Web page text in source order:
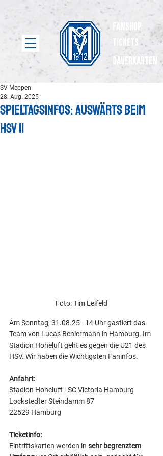
Fanshop
Tickets
dauerkarten
Spieltagsinfos: Auswärts beim
HSV II
SV Meppen
28. Aug. 2025
Foto: Tim Leifeld
Am Sonntag, 31.08.25 - 14 Uhr gastiert das
Team von Lucas Beniermann in Hamburg. Im
Stadion Hoheluft geht es gegen die U21 des
HSV. Wir haben die Wichtigsten Faninfos:
Anfahrt:
Stadion Hoheluft - SC Victoria Hamburg
Lockstedter Steindamm 87
22529 Hamburg
Ticketinfo:
Eintrittskarten werden in sehr begrenztem